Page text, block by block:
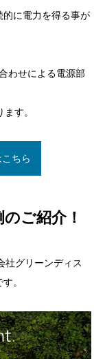
に電力を得る事が
わせによる電源部
す。
ちら
ご紹介！
社グリーンディス
。